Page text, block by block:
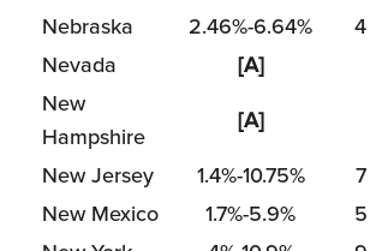
Nebraska
2.46%-6.64% 4
Nevada
[A]
New
Hampshire
[A]
New Jersey
1.4%-10.75% 7
New Mexico
1.7%-5.9% 5